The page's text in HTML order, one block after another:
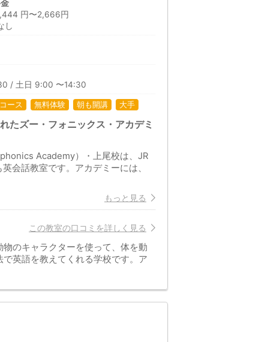
円〜2,666円
し
/ 土日 9:00 〜14:30
ース 無料体験 朝も開講 大手
たズー・フォニックス・アカデミ
Academy）・上尾校は、JR
会話教室です。アカデミーには、
もっと見る
この教室の口コミを詳しく見る
のキャラクターを使って、体を動
英語を教えてくれる学校です。ア